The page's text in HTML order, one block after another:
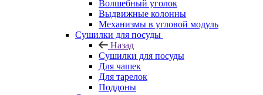
Волшебный уголок
Выдвижные колонны
Механизмы в угловой модуль
Сушилки для посуды
Назад
Сушилки для посуды
Для чашек
Для тарелок
Поддоны